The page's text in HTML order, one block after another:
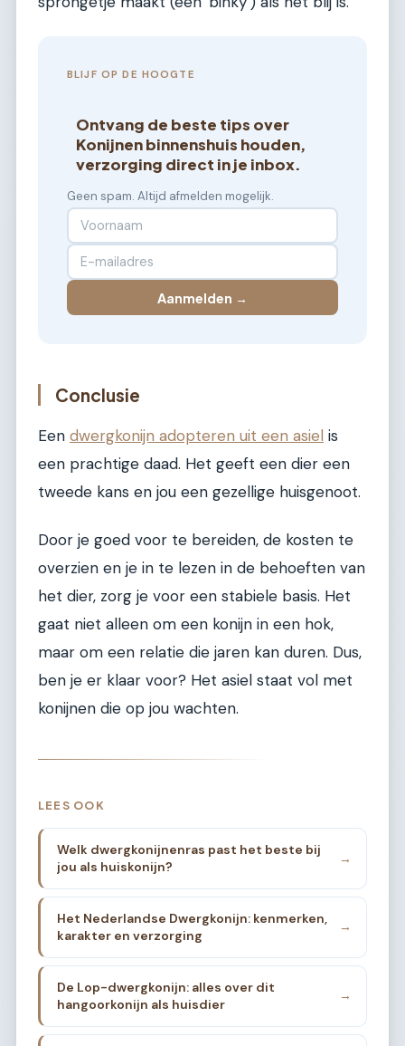
BLIJF OP DE HOOGTE
Ontvang de beste tips over
Konijnen binnenshuis houden,
verzorging direct in je inbox.
Geen spam. Altijd afmelden mogelijk.
Aanmelden →
Conclusie
Een dwergkonijn adopteren uit een asiel is
een prachtige daad. Het geeft een dier een
tweede kans en jou een gezellige huisgenoot.
Door je goed voor te bereiden, de kosten te
overzien en je in te lezen in de behoeften van
het dier, zorg je voor een stabiele basis. Het
gaat niet alleen om een konijn in een hok,
maar om een relatie die jaren kan duren. Dus,
ben je er klaar voor? Het asiel staat vol met
konijnen die op jou wachten.
LEES OOK
Welk dwergkonijnenras past het beste bij
jou als huiskonijn?
→
Het Nederlandse Dwergkonijn: kenmerken,
karakter en verzorging
→
De Lop-dwergkonijn: alles over dit
hangoorkonijn als huisdier
→